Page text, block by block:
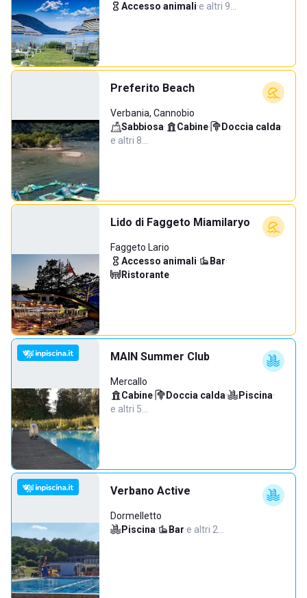
Accesso animali·e altri 9…
Preferito Beach
Verbania, Cannobio
Sabbiosa· Cabine· Doccia calda·
e altri 8…
Lido di Faggeto Miamilaryo
Faggeto Lario
Accesso animali· Bar·
Ristorante
MAIN Summer Club
Mercallo
Cabine· Doccia calda· Piscina·
e altri 5…
Verbano Active
Dormelletto
Piscina· Bar·e altri 2…